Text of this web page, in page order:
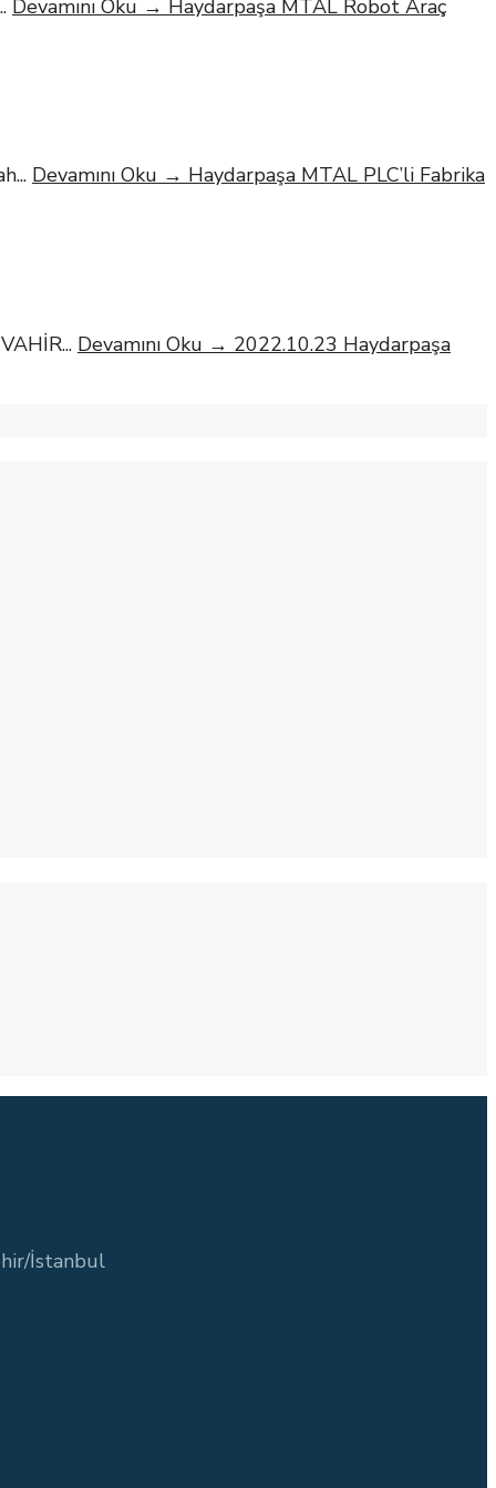
Devamını Oku → Haydarpaşa MTAL Robot Araç
... Devamını Oku → Haydarpaşa MTAL PLC’li Fabrika
... Devamını Oku → 2022.10.23 Haydarpaşa
İstanbul